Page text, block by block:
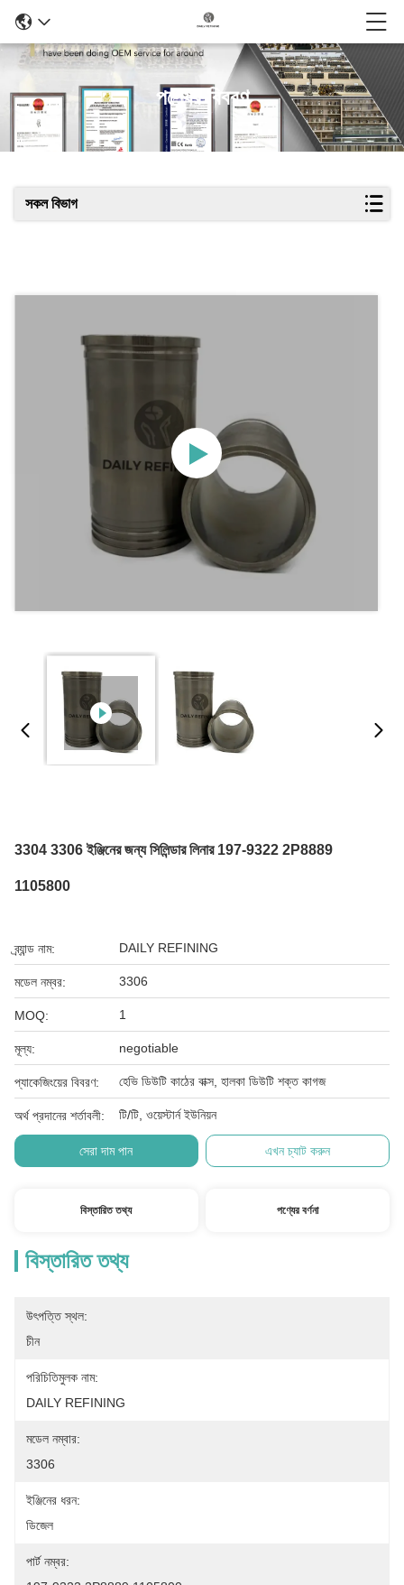
পণ্যের বিবরণ
সকল বিভাগ
3304 3306 ইঞ্জিনের জন্য সিলিন্ডার লিনার 197-9322 2P8889
1105800
ব্র্যান্ড নাম: DAILY REFINING
মডেল নম্বর: 3306
MOQ: 1
মূল্য: negotiable
প্যাকেজিংয়ের বিবরণ: হেভি ডিউটি ​​কাঠের বাক্স, হালকা ডিউটি ​​শক্ত কাগজ
অর্থ প্রদানের শর্তাবলী: টি/টি, ওয়েস্টার্ন ইউনিয়ন
সেরা দাম পান এখন চ্যাট করুন
বিস্তারিত তথ্য পণ্যের বর্ণনা
বিস্তারিত তথ্য
উৎপত্তি স্থল:
চীন
পরিচিতিমুলক নাম:
DAILY REFINING
মডেল নম্বার:
3306
ইঞ্জিনের ধরন:
ডিজেল
পার্ট নম্বর: